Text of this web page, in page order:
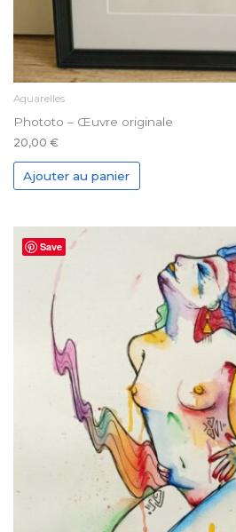
Aquarelles
Phototo – Œuvre originale
20,00 €
Ajouter au panier
Save